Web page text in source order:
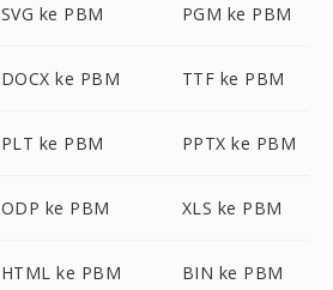
SVG ke PBM PGM ke PBM
DOCX ke PBM TTF ke PBM
PLT ke PBM PPTX ke PBM
ODP ke PBM XLS ke PBM
HTML ke PBM BIN ke PBM